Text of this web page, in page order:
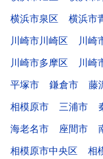
横浜市泉区
横浜市
川崎市川崎区
川崎
川崎市多摩区
川崎
平塚市
鎌倉市 藤
相模原市
三浦市
海老名市
座間市
相模原市中央区
相